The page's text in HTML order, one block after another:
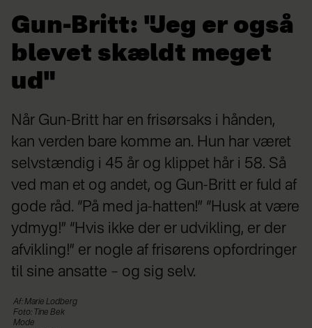
Gun-Britt: "Jeg er også
blevet skældt meget
ud"
Når Gun-Britt har en frisørsaks i hånden,
kan verden bare komme an. Hun har været
selvstændig i 45 år og klippet hår i 58. Så
ved man et og andet, og Gun-Britt er fuld af
gode råd. “På med ja-hatten!” “Husk at være
ydmyg!” “Hvis ikke der er udvikling, er der
afvikling!” er nogle af frisørens opfordringer
til sine ansatte – og sig selv.
Af: Marie Lodberg
Foto: Tine Bek
Mode